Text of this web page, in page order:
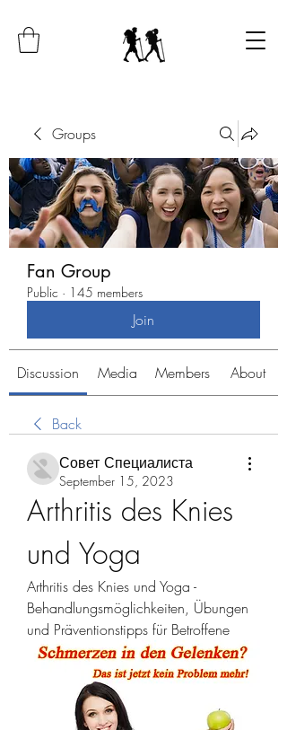
Groups
Fan Group
Public · 145 members
Join
Discussion Media Members About
Back
Совет Специалиста
September 15, 2023
Arthritis des Knies
und Yoga
Arthritis des Knies und Yoga -
Behandlungsmöglichkeiten, Übungen
und Präventionstipps für Betroffene